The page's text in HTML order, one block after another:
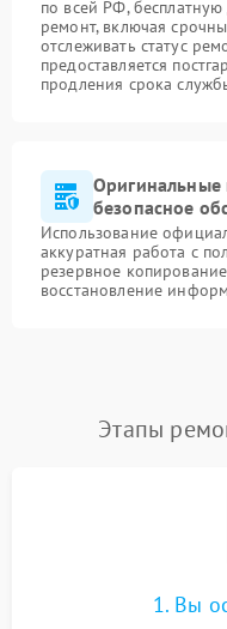
по всей РФ, бесплатную
ремонт, включая
отслеживать статус
предоставляется
продления срока
безопасное
Использование
аккуратная работа с
резервное
восстановление
Этапы
1. Вы